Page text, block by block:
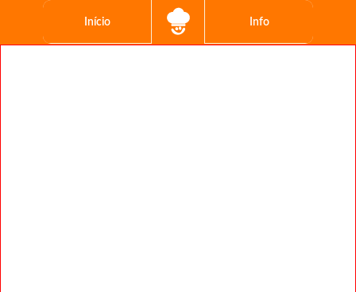
Início Info